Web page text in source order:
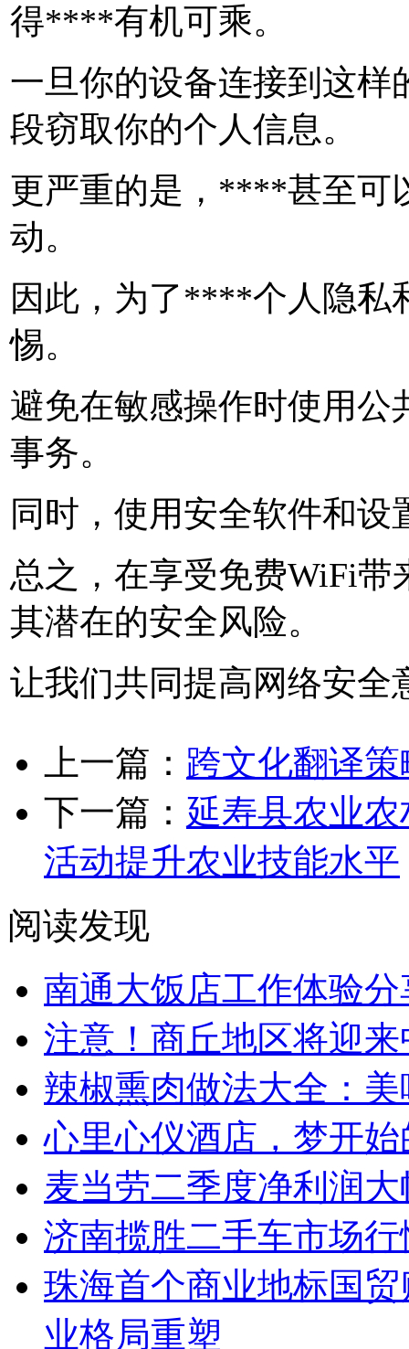
得****有机可乘。
一旦你的设备连接到这
段窃取你的个人信息。
更严重的是，****甚至可
动。
因此，为了****个人隐
惕。
避免在敏感操作时使用
事务。
同时，使用安全软件和
总之，在享受免费WiFi带
其潜在的安全风险。
让我们共同提高网络安
上一篇： 跨文化翻译
下一篇： 延寿县农业
活动提升农业技能水平
阅读发现
南通大饭店工作体验分
注意！商丘地区将迎
辣椒熏肉做法大全：
心里心仪酒店，梦开
麦当劳二季度净利润
济南揽胜二手车市场
珠海首个商业地标国
业格局重塑